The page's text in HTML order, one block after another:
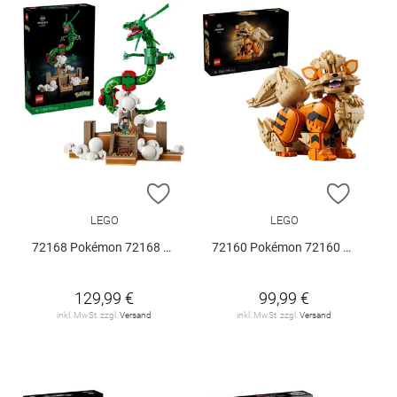
ZUR WUNSCHLISTE HINZUFÜGEN
LEGO
72168 Pokémon 72168 V29
129,99 €
inkl. MwSt. zzgl. Versand
ZUR
LEGO
72160 Pokémon 72160 V29
99,99 €
inkl. MwSt. zzgl. Versand